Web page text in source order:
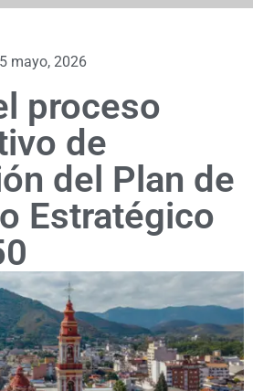
mayo, 2026
proceso
de
del Plan de
Estratégico